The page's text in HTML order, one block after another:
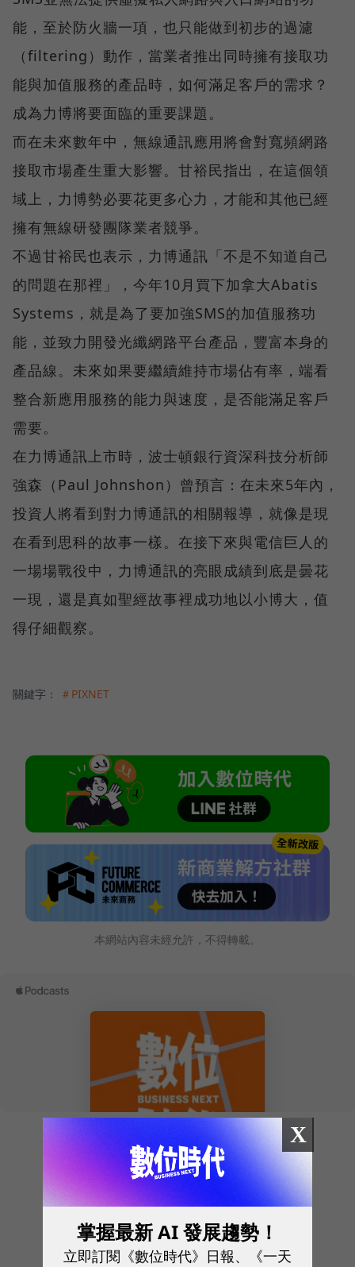
能，至於防火牆一項，也只能做到初步的過濾
（filtering）動作，當業者推出同時擁有接取功
能與加值服務的產品時，如何滿足客戶的需求？
成為力博將要面臨的重要課題。
而在未來數年中，無線通訊應用將會對寬頻網路
接取市場產生重大影響。甘裕民指出，在這個領
域上，力博勢必要花更多心力，才能和其他已經
擁有無線研發團隊業者競爭。
不過甘裕民也表示，力博通訊「不是不知道自己
的問題在那裡」，今年10月買下加拿大Abatis
Systems，就是為了要加強SMS的加值服務功
能，並致力開發光纖網路平台產品，豐富本身的
產品線。未來如果要繼續維持市場佔有率，端看
整合新應用服務的能力與速度，是否能滿足客戶
需要。
在力博通訊上市時，波士頓銀行資深科技分析師
強森（Paul Johnshon）曾預言：在未來5年內，
投資人將看到對力博通訊的相關報導，就像是現
在看到思科的故事一樣。在接下來與電信巨人的
一場場戰役中，力博通訊的亮眼成績到底是曇花
一現，還是真如聖經故事裡成功地以小博大，值
得仔細觀察。
關鍵字： ＃PIXNET
本網站內容未經允許，不得轉載。
往下滑看下一篇文章
X
掌握最新 AI 發展趨勢！
立即訂閱《數位時代》日報、《一天